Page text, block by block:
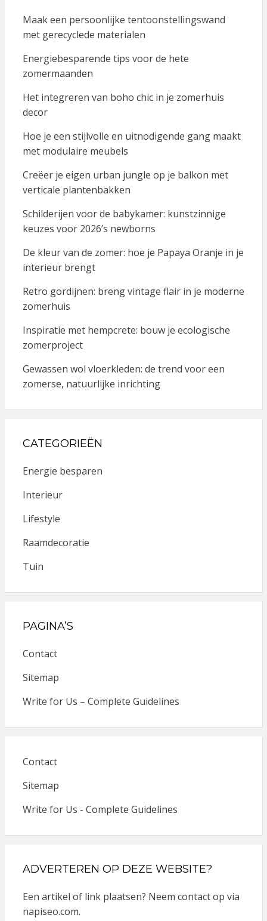
Maak een persoonlijke tentoonstellingswand
met gerecyclede materialen
Energiebesparende tips voor de hete
zomermaanden
Het integreren van boho chic in je zomerhuis
decor
Hoe je een stijlvolle en uitnodigende gang maakt
met modulaire meubels
Creëer je eigen urban jungle op je balkon met
verticale plantenbakken
Schilderijen voor de babykamer: kunstzinnige
keuzes voor 2026’s newborns
De kleur van de zomer: hoe je Papaya Oranje in je
interieur brengt
Retro gordijnen: breng vintage flair in je moderne
zomerhuis
Inspiratie met hempcrete: bouw je ecologische
zomerproject
Gewassen wol vloerkleden: de trend voor een
zomerse, natuurlijke inrichting
CATEGORIEËN
Energie besparen
Interieur
Lifestyle
Raamdecoratie
Tuin
PAGINA’S
Contact
Sitemap
Write for Us – Complete Guidelines
Contact
Sitemap
Write for Us - Complete Guidelines
ADVERTEREN OP DEZE WEBSITE?
Een artikel of link plaatsen? Neem contact op via
napiseo.com.